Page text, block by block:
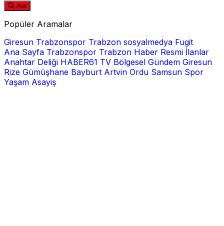
Ara
Popüler Aramalar
Giresun Trabzonspor Trabzon sosyalmedya Fugit
Ana Sayfa Trabzonspor Trabzon Haber Resmi İlanlar
Anahtar Deliği HABER61 TV Bölgesel Gündem Giresun
Rize Gümüşhane Bayburt Artvin Ordu Samsun Spor
Yaşam Asayiş